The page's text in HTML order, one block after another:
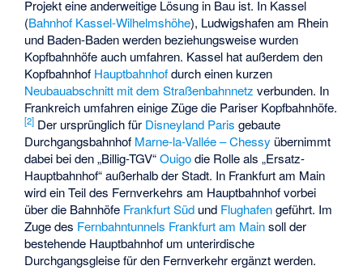
Projekt eine anderweitige Lösung in Bau ist. In Kassel
(Bahnhof Kassel-Wilhelmshöhe), Ludwigshafen am Rhein
und Baden-Badenwerden beziehungsweise wurden
Kopfbahnhöfe auch umfahren. Kassel hat außerdem den
Kopfbahnhof Hauptbahnhofdurch einen kurzen
Neubauabschnitt mit dem Straßenbahnnetz verbunden. In
Frankreich umfahren einige Züge die Pariser Kopfbahnhöfe.
[2] Der ursprünglich für Disneyland Paris gebaute
Durchgangsbahnhof Marne-la-Vallée – Chessy übernimmt
dabei bei den „Billig-TGV“Ouigodie Rolle als „Ersatz-
Hauptbahnhof“ außerhalb der Stadt. In Frankfurt am Main
wird ein Teil des Fernverkehrs am Hauptbahnhof vorbei
über die Bahnhöfe Frankfurt Süd und Flughafengeführt. Im
Zuge des Fernbahntunnels Frankfurt am Mainsoll der
bestehende Hauptbahnhof um unterirdische
Durchgangsgleise für den Fernverkehr ergänzt werden.